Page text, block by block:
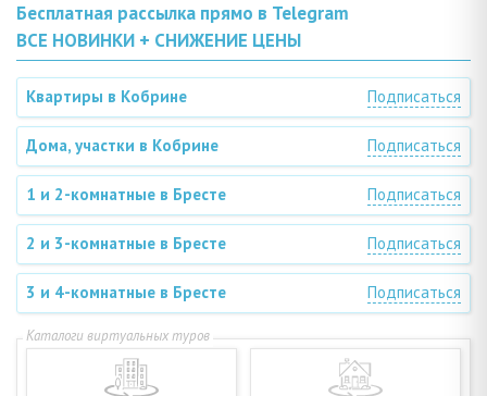
Бесплатная рассылка прямо в Telegram
ВСЕ НОВИНКИ + СНИЖЕНИЕ ЦЕНЫ
Квартиры в Кобрине Подписаться
Дома, участки в Кобрине Подписаться
1 и 2-комнатные в Бресте Подписаться
2 и 3-комнатные в Бресте Подписаться
3 и 4-комнатные в Бресте Подписаться